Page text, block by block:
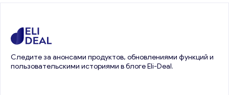
Следите за анонсами продуктов, обновлениями функций и
пользовательскими историями в блоге Eli-Deal.